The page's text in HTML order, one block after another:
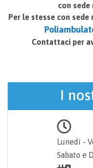
con sede
Per le stesse con sede
Contattaci per
I
Lunedi -
Sabato e